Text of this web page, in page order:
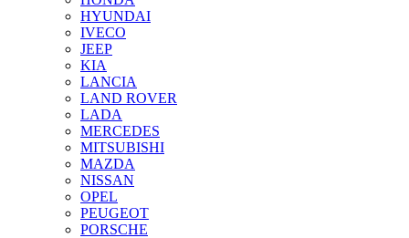
HYUNDAI
IVECO
JEEP
KIA
LANCIA
LAND ROVER
LADA
MERCEDES
MITSUBISHI
MAZDA
NISSAN
OPEL
PEUGEOT
PORSCHE